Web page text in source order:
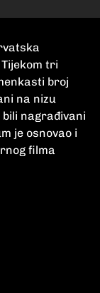
tri
broj
na nizu
nagrađivani
je osnovao i
filma